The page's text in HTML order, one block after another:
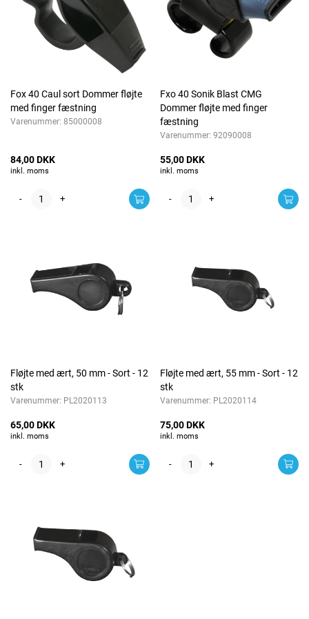
Fox 40 Caul sort Dommer fløjte
med finger fæstning
Varenummer: 85000008
84,00 DKK
inkl. moms
- +
Fxo 40 Sonik Blast CMG
Dommer fløjte med finger
fæstning
Varenummer: 92090008
55,00 DKK
inkl. moms
- +
Fløjte med ært, 50 mm - Sort - 12
stk
Varenummer: PL2020113
65,00 DKK
inkl. moms
- +
Fløjte med ært, 55 mm - Sort - 12
stk
Varenummer: PL2020114
75,00 DKK
inkl. moms
- +